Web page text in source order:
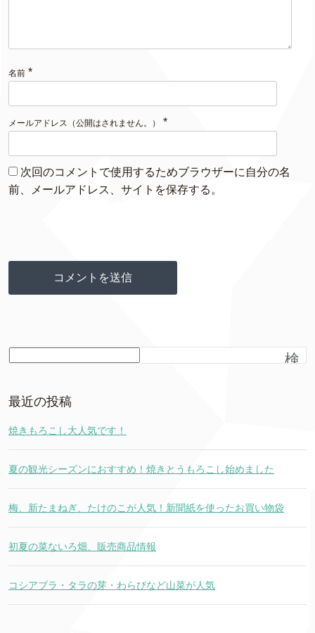
名前 *
メールアドレス（公開はされません。） *
次回のコメントで使用するためブラウザーに自分の名
前、メールアドレス、サイトを保存する。
検
最近の投稿
焼きもろこし大人気です！
夏の観光シーズンにおすすめ！焼きとうもろこし始めました
梅、新たまねぎ、たけのこが人気！新聞紙を使ったお買い物袋
初夏の菜ないろ畑、販売商品情報
コシアブラ・タラの芽・わらびなど山菜が人気